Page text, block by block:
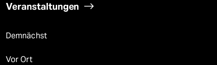
Veranstaltungen
Demnächst
Vor Ort